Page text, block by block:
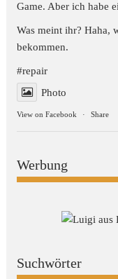
Game. Aber ich habe
Was meint ihr? Haha,
bekommen.
#repair
Photo
View on Facebook · Share
Werbung
Suchwörter